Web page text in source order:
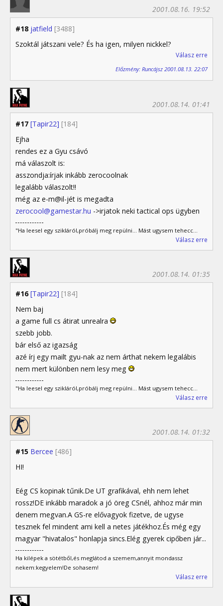
#18 jatfield [3488]
2001.08.16. 19:52
Szoktál játszani vele? És ha igen, milyen nickkel?
Válasz erre
Előzmény: Runcájsz 2001.08.13. 22:07
#17 [Tapir22] [184]
2001.08.14. 01:41
Ejha
rendes ez a Gyu csávó
má válaszolt is:
asszondja:írjak inkább zerocoolnak
legalább válaszolt!!
még az e-m@il-jét is megadta
zerocool@gamestar.hu ->irjatok neki tactical ops ügyben
"Ha leesel egy szikláról,próbálj meg repülni... Mást ugysem tehecc...
Válasz erre
#16 [Tapir22] [184]
2001.08.14. 01:35
Nem baj
a game full cs átirat unrealra
szebb jobb.
bár első az igazság
azé írj egy mailt gyu-nak az nem árthat nekem legalábis
nem mert különben nem lesy meg
"Ha leesel egy szikláról,próbálj meg repülni... Mást ugysem tehecc...
Válasz erre
#15 Bercee [486]
2001.08.14. 01:32
HI!
Eég CS kopinak tűnik.De UT grafikával, ehh nem lehet
rossz!DE inkább maradok a jó öreg CSnél, ahhoz már min
denem megvan.A GS-re elővagyok fizetve, de ugyse
tesznek fel mindent ami kell a netes játékhoz.És még egy
magyar "hivatalos" honlapja sincs.Elég gyerek cipőben jár...
Ha kilépek a sötétből,és meglátod a szemem,annyit mondassz
nekem:kegyelem!De sohasem!
Válasz erre